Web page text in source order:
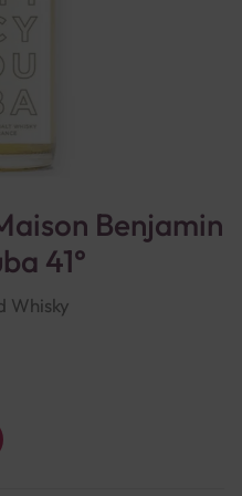
Benjamin
41°
Whisky